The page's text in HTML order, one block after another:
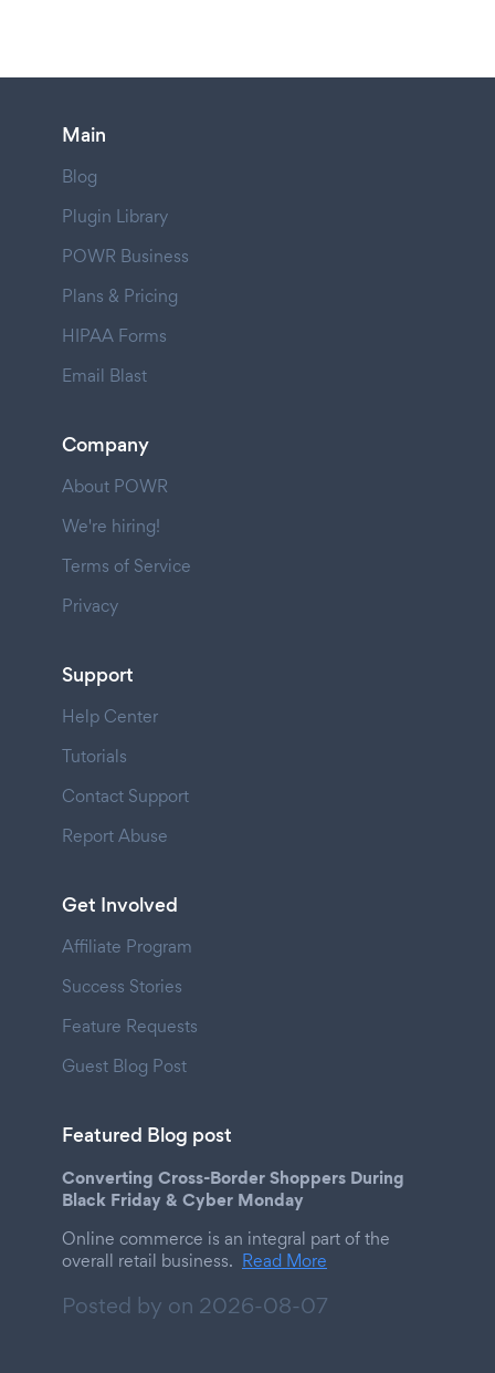
Main
Blog
Plugin Library
POWR Business
Plans & Pricing
HIPAA Forms
Email Blast
Company
About POWR
We're hiring!
Terms of Service
Privacy
Support
Help Center
Tutorials
Contact Support
Report Abuse
Get Involved
Affiliate Program
Success Stories
Feature Requests
Guest Blog Post
Featured Blog post
Converting Cross-Border Shoppers During
Black Friday & Cyber Monday
Online commerce is an integral part of the
overall retail business. Read More
Posted by on 2026-08-07